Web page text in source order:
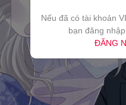
Nếu đã có tài khoản
bạn đăng
ĐĂNG